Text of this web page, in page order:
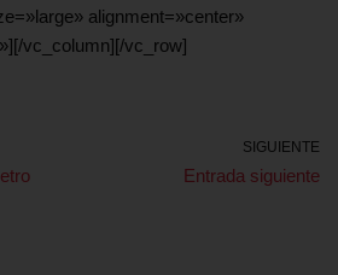
alignment=»center»
vc_column][/vc_row]
SIGUIENTE
Entrada siguiente